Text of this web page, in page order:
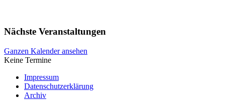
Nächste Veranstaltungen
Ganzen Kalender ansehen
Keine Termine
Impressum
Datenschutzerklärung
Archiv